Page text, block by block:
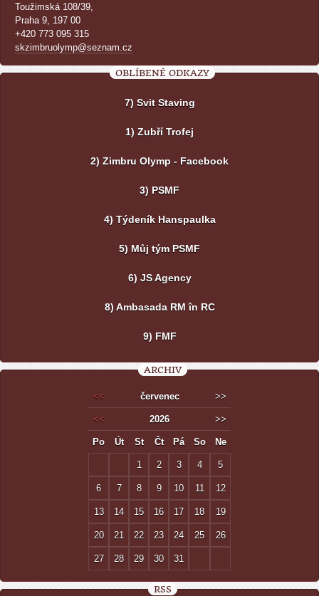
Toužimská 108/39,
Praha 9, 197 00
+420 773 095 315
skzimbruolymp@seznam.cz
OBLÍBENÉ ODKAZY
7) Svit Staving
1) Zubří Trofej
2) Zimbru Olymp - Facebook
3) PSMF
4) Týdeník Hanspaulka
5) Můj tým PSMF
6) JS Agency
8) Ambasada RM în RC
9) FMF
ARCHIV
<< červenec >>
<< 2026 >>
Po Út St Čt Pá So Ne
1 2 3 4 5
6 7 8 9 10 11 12
13 14 15 16 17 18 19
20 21 22 23 24 25 26
27 28 29 30 31
RSS